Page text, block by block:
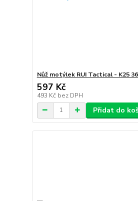
Nůž motýlek RUI Tactical - K25
597 Kč
493 Kč bez DPH
Přidat do